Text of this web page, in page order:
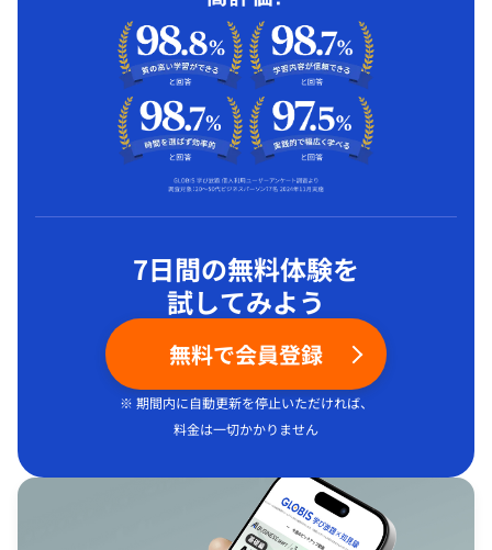
7日間の無料体験を
試してみよう
無料で会員登録
※ 期間内に自動更新を停止いただければ、
料金は一切かかりません